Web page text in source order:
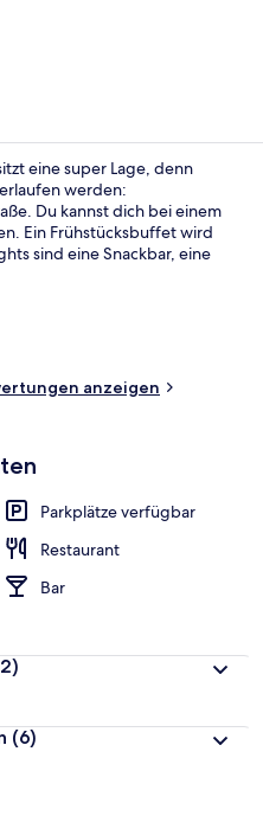
eine super Lage, denn
werden:
Du kannst dich bei einem
Ein Frühstücksbuffet wird
sind eine Snackbar, eine
Die Unterkunft ist nur einen
Verkehrsmitteln entfernt:
(U-Bahnhof Spittelmarkt)
anzeigen
Parkplätze verfügbar
Restaurant
Bar
(6)